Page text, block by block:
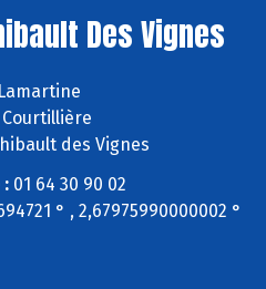
Des Vignes
Courtillière
des Vignes
01 64 30 90 02
° , 2,67975990000002 °